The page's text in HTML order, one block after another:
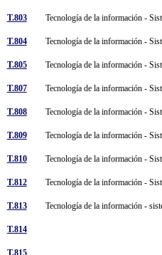
T.803 Tecnología de la información -
T.804 Tecnología de la información -
T.805 Tecnología de la información -
T.807 Tecnología de la información -
T.808 Tecnología de la información -
T.809 Tecnología de la información -
T.810 Tecnología de la información -
T.812 Tecnología de la información -
T.813 Tecnología de la información -
T.814
T.815